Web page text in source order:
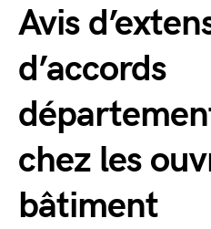
Avis
d’accords
chez les
bâtiment